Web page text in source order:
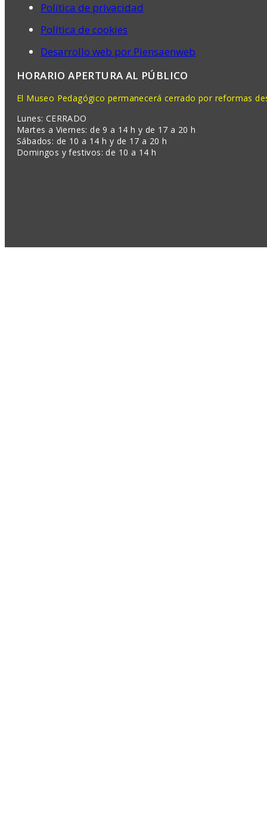
Política de privacidad
Política de cookies
Desarrollo web por Piensaenweb
HORARIO APERTURA AL PÚBLICO
El Museo Pedagógico permanecerá cerrado por reformas
Lunes: CERRADO
Martes a Viernes: de 9 a 14 h y de 17 a 20 h
Sábados: de 10 a 14 h y de 17 a 20 h
Domingos y festivos: de 10 a 14 h